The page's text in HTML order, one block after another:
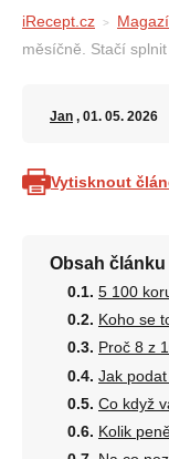
iRecept.cz
měsíčně. Stačí
Jan , 01. 05. 2026
Vytisknout
Obsah článku
5 100
Koho se
Proč 8 z
Jak
Co když
Kolik